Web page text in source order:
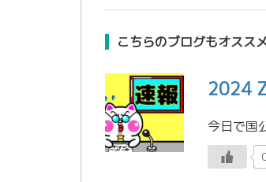
こちらのブログもオスス
2024